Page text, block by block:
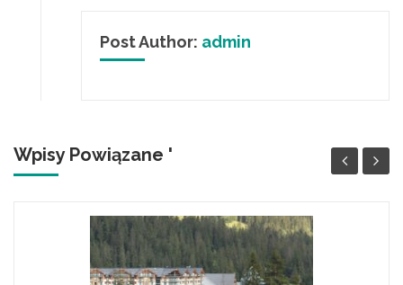
Post Author: admin
Wpisy Powiązane '